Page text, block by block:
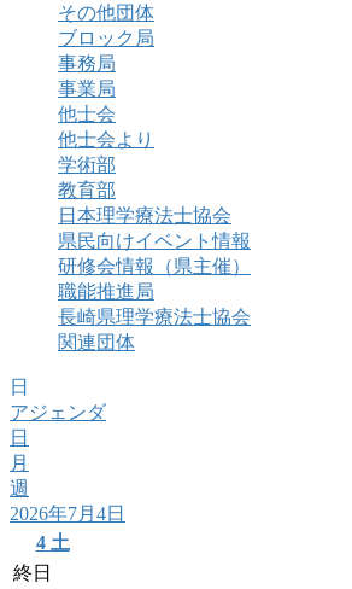
その他団体
ブロック局
事務局
事業局
他士会
他士会より
学術部
教育部
日本理学療法士協会
県民向けイベント情報
研修会情報（県主催）
職能推進局
長崎県理学療法士協会
関連団体
日
アジェンダ
日
月
週
2026年7月4日
4 土
終日